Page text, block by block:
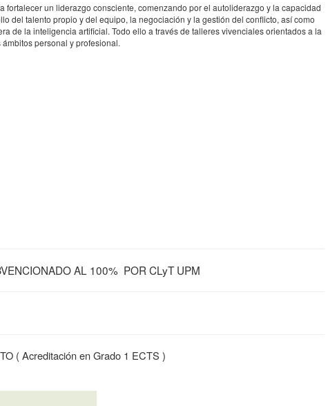
fortalecer un liderazgo consciente, comenzando por el autoliderazgo y la capacidad
del talento propio y del equipo, la negociación y la gestión del conflicto, así como
de la inteligencia artificial. Todo ello a través de talleres vivenciales orientados a la
personal y profesional.
AL 100% POR CLyT UPM
( Acreditación en Grado 1 ECTS )